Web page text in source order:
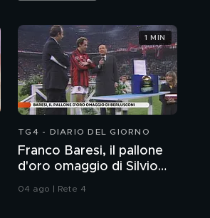
TG4 - DIARIO DEL GIORNO
Franco Baresi, il pallone
d'oro omaggio di Silvio
Berlusconi
04 ago | Rete 4
1 MIN